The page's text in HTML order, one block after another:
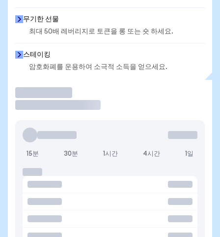
무기한 선물
최대 50배 레버리지로 토큰을 롱 또는 숏 하세요.
스테이킹
암호화폐를 운용하여 소극적 소득을 얻으세요.
15분 30분 1시간 4시간 1일